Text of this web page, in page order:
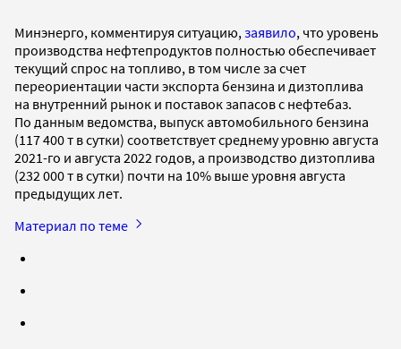
Минэнерго, комментируя ситуацию, заявило, что уровень
производства нефтепродуктов полностью обеспечивает
текущий спрос на топливо, в том числе за счет
переориентации части экспорта бензина и дизтоплива
на внутренний рынок и поставок запасов с нефтебаз.
По данным ведомства, выпуск автомобильного бензина
(117 400 т в сутки) соответствует среднему уровню августа
2021-го и августа 2022 годов, а производство дизтоплива
(232 000 т в сутки) почти на 10% выше уровня августа
предыдущих лет.
Материал по теме